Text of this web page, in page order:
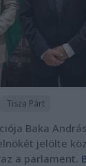
Tisza Párt
Baka
jelölte
a parlament.